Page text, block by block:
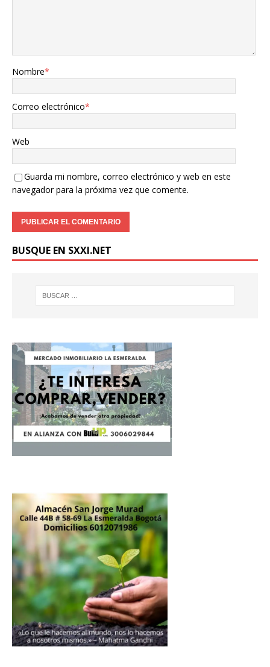
Nombre*
Correo electrónico*
Web
Guarda mi nombre, correo electrónico y web en este
navegador para la próxima vez que comente.
BUSQUE EN SXXI.NET